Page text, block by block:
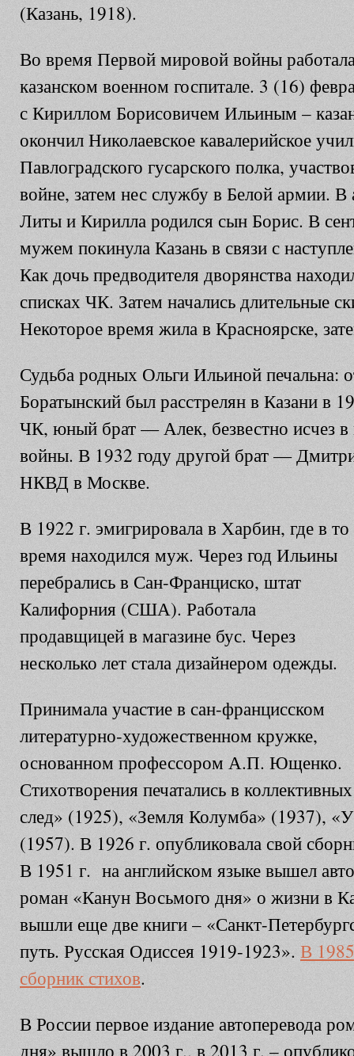
(Казань, 1918).
Во время Первой мировой войны
казанском военном госпитале. 3 (16)
с Кириллом Борисовичем Ильиным –
окончил Николаевское кавалерийское
Павлоградского гусарского полка,
войне, затем нес службу в Белой армии. В
Литы и Кирилла родился сын Борис. В
мужем покинула Казань в связи с
Как дочь предводителя дворянства
списках ЧК. Затем начались длительные
Некоторое время жила в Красноярске,
Судьба родных Ольги Ильиной печальна:
Боратынский был расстрелян в Казани в
ЧК, юный брат — Алек, безвестно исчез в
войны. В 1932 году другой брат —
НКВД в Москве.
В 1922 г. эмигрировала в Харбин, где в то
время находился муж. Через год Ильины
перебрались в Сан-Франциско, штат
Калифорния (США). Работала
продавщицей в магазине бус. Через
несколько лет стала дизайнером одежды.
Принимала участие в сан-францисском
литературно-художественном кружке,
основанном профессором А.П. Ющенко.
Стихотворения печатались в
след» (1925), «Земля Колумба» (1937),
(1957). В 1926 г. опубликовала свой
В 1951 г. на английском языке вышел
роман «Канун Восьмого дня» о жизни в
вышли еще две книги – «Санкт-
путь. Русская Одиссея 1919-1923». В
сборник стихов.
В России первое издание автоперевода
дня» вышло в 2003 г., в 2013 г. –